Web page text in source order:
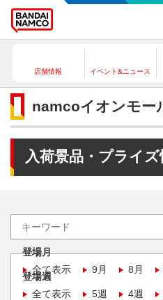
店舗情報 イベント&ニュース
namcoイオンモー
入荷景品・プライズ
登場月
全て表示
9月 8月
登場週
全て表示
5週 4週